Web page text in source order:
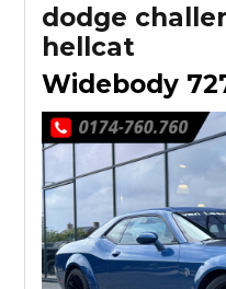
dodge
hellcat
Widebody